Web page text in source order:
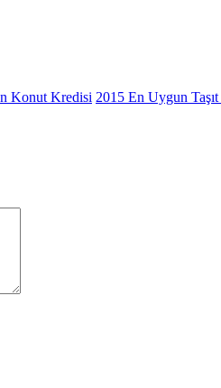
Konut Kredisi 2015 En Uygun